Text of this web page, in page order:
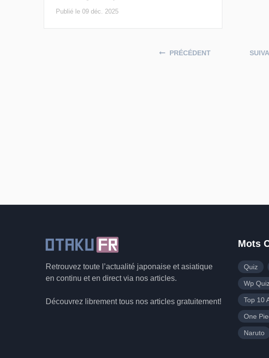
Publié le 09 déc. 2025
PRÉCÉDENT
Retrouvez toute l’actualité japonaise et asiatique
en continu et en direct via nos articles.
Découvrez librement tous nos articles gratuitement!
Mots
Quiz
Wp Quiz
Top 10
One
Naruto